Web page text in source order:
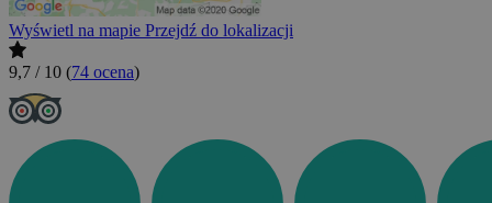
Wyświetl na mapie Przejdź do lokalizacji
9,7 / 10 (74 ocena)